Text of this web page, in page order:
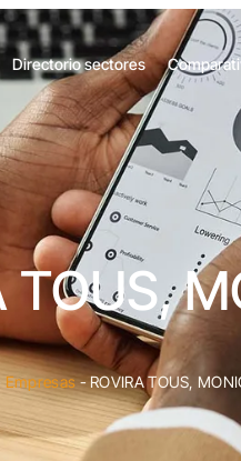
Directorio sectores
TOUS,
Empresas-ROVIRA TOUS,